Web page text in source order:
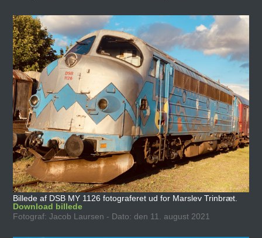
Billede af DSB MY 1126 fotograferet ud for Marslev Trinbræt.
Download billede
Fotograf: Jacob Laursen - Dato: den 11. august 2021